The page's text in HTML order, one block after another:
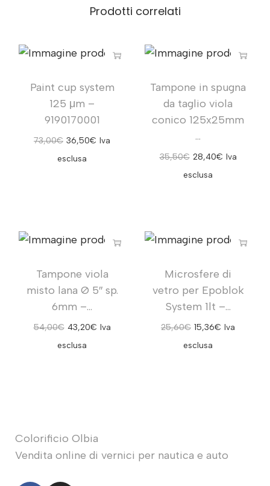
Prodotti correlati
Paint cup system
125 μm –
9190170001
73,00€ 36,50€ Iva
esclusa
Tampone in spugna
da taglio viola
conico 125x25mm
...
35,50€ 28,40€ Iva
esclusa
Tampone viola
misto lana Ø 5″ sp.
6mm –...
54,00€ 43,20€ Iva
esclusa
Microsfere di
vetro per Epoblok
System 1lt –...
25,60€ 15,36€ Iva
esclusa
Colorificio Olbia
Vendita online di vernici per nautica e auto